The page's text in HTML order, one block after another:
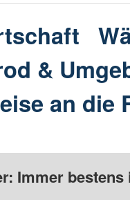
&
an die
Immer